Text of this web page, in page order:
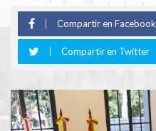
Compartir en Facebook
Compartir en Twitter